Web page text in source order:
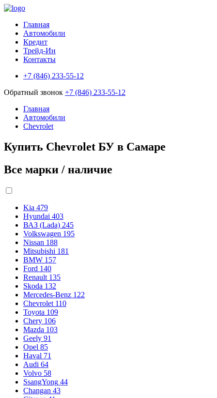
Главная
Автомобили
Кредит
Трейд-Ин
Контакты
+7 (846) 233-55-12
Обратный звонок +7 (846) 233-55-12
Главная
Автомобили
Chevrolet
Купить Chevrolet БУ в Самаре
Все марки / наличие
Kia 479
Hyundai 403
ВАЗ (Lada) 245
Volkswagen 195
Nissan 188
Mitsubishi 181
BMW 157
Ford 140
Renault 135
Skoda 132
Mercedes-Benz 122
Chevrolet 110
Toyota 109
Chery 106
Mazda 103
Geely 91
Opel 85
Haval 71
Audi 64
Volvo 58
SsangYong 44
Changan 43